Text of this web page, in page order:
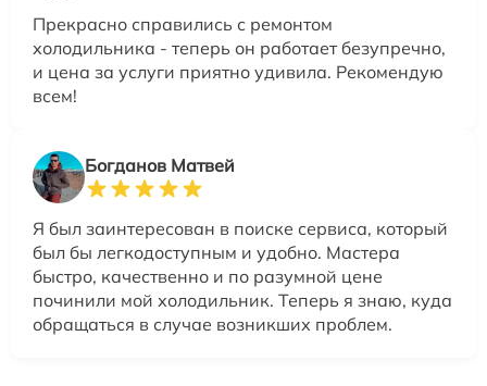
Прекрасно справились с ремонтом
холодильника - теперь он работает безупречно,
и цена за услуги приятно удивила. Рекомендую
всем!
Богданов Матвей
Я был заинтересован в поиске сервиса, который
был бы легкодоступным и удобно. Мастера
быстро, качественно и по разумной цене
починили мой холодильник. Теперь я знаю, куда
обращаться в случае возникших проблем.